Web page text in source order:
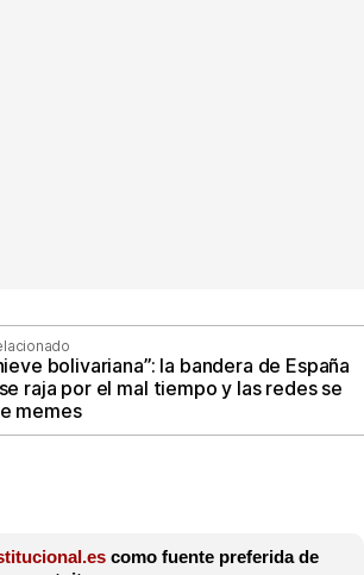
bolivariana”: la bandera de España
raja por el mal tiempo y las redes se
memes
como fuente preferida de